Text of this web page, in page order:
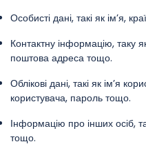
Особисті дані, такі як ім’я,
Контактну інформацію, таку
поштова адреса тощо.
Облікові дані, такі як ім’я
користувача, пароль тощо.
Інформацію про інших осіб,
тощо.